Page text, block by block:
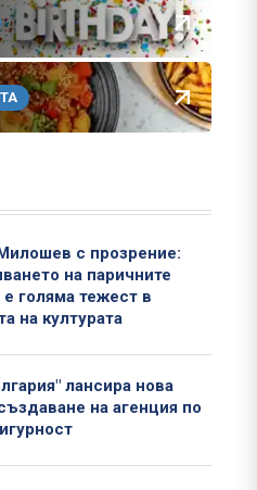
с прозрение:
на паричните
голяма тежест в
на културата
лансира нова
на агенция по